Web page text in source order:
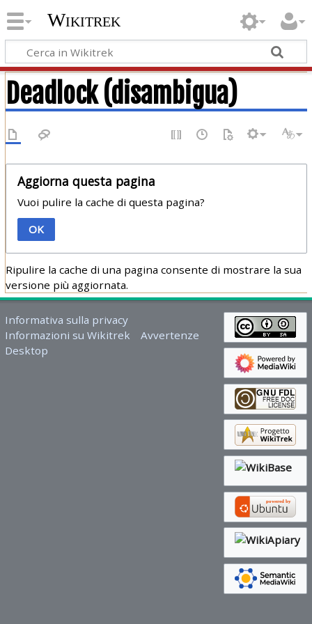
Wikitrek
Deadlock (disambigua)
Aggiorna questa pagina
Vuoi pulire la cache di questa pagina?
OK
Ripulire la cache di una pagina consente di mostrare la sua
versione più aggiornata.
Informativa sulla privacy
Informazioni su Wikitrek
Avvertenze
Desktop